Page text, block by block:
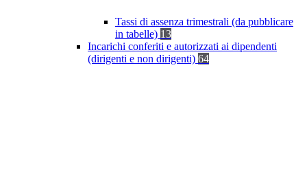
Tassi di assenza trimestrali (da pubblicare
in tabelle) 13
Incarichi conferiti e autorizzati ai dipendenti
(dirigenti e non dirigenti) 64